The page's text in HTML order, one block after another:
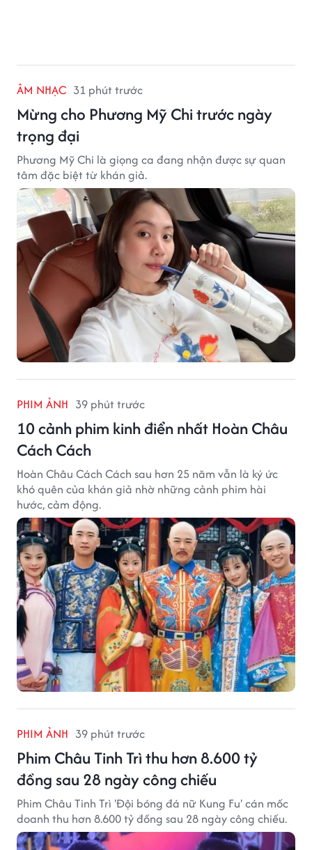
ÂM NHẠC 31 phút trước
Mừng cho Phương Mỹ Chi trước ngày
trọng đại
Phương Mỹ Chi là giọng ca đang nhận được sự quan
tâm đặc biệt từ khán giả.
PHIM ẢNH 39 phút trước
10 cảnh phim kinh điển nhất Hoàn Châu
Cách Cách
Hoàn Châu Cách Cách sau hơn 25 năm vẫn là ký ức
khó quên của khán giả nhờ những cảnh phim hài
hước, cảm động.
PHIM ẢNH 39 phút trước
Phim Châu Tinh Trì thu hơn 8.600 tỷ
đồng sau 28 ngày công chiếu
Phim Châu Tinh Trì 'Đội bóng đá nữ Kung Fu' cán mốc
doanh thu hơn 8.600 tỷ đồng sau 28 ngày công chiếu.